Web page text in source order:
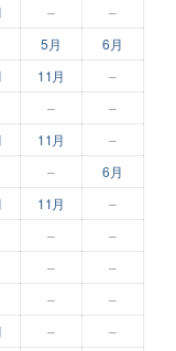
– –
5月
6月
11月 –
–
–
11月 –
–
6月
11月 –
–
–
– –
–
–
– –